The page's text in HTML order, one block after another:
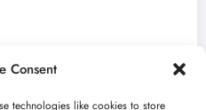
Consent
technologies like cookies to store